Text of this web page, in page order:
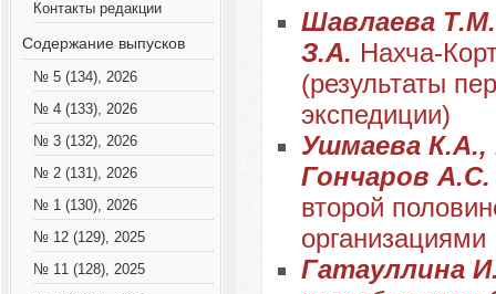
Контакты редакции
Содержание выпусков
№ 5 (134), 2026
№ 4 (133), 2026
№ 3 (132), 2026
№ 2 (131), 2026
№ 1 (130), 2026
№ 12 (129), 2025
№ 11 (128), 2025
Шавлаева
З.А. Нахча-
(результаты
экспедиции)
Ушмаева К.А.,
Гончаров
второй
организациями
Гатауллина